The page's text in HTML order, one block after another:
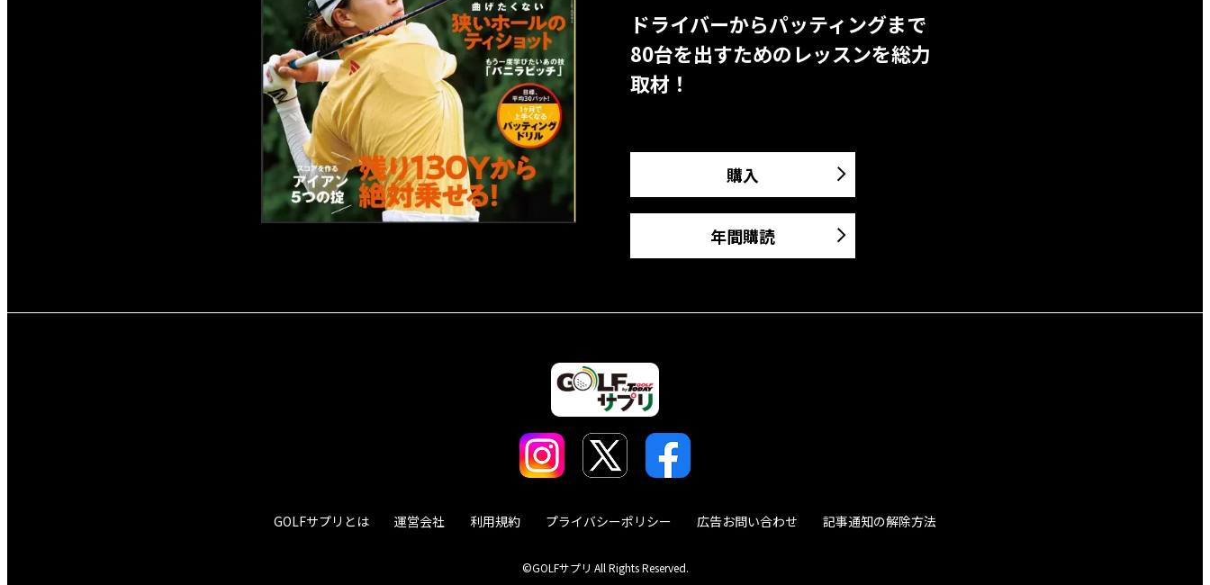
ドライバーからパッティングまで
80台を出すためのレッスンを総力
取材！
購入
年間購読
GOLFサプリとは 運営会社 利用規約 プライバシーポリシー 広告お問い合わせ 記事通知の解除方法
©GOLFサプリ All Rights Reserved.